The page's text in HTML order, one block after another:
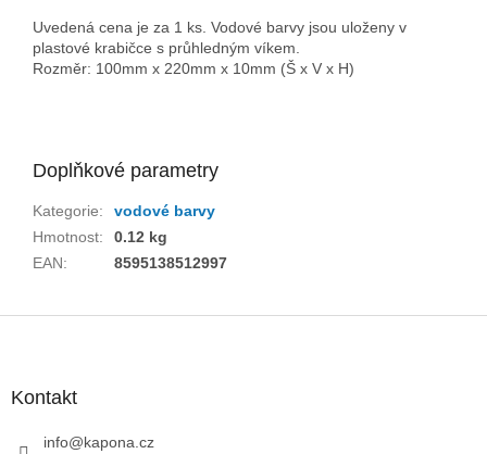
Uvedená cena je za 1 ks. Vodové barvy jsou uloženy v
plastové krabičce s průhledným víkem.
Rozměr: 100mm x 220mm x 10mm (Š x V x H)
Doplňkové parametry
Kategorie:
vodové barvy
Hmotnost:
0.12 kg
EAN: 8595138512997
Kontakt
info@kapona.cz